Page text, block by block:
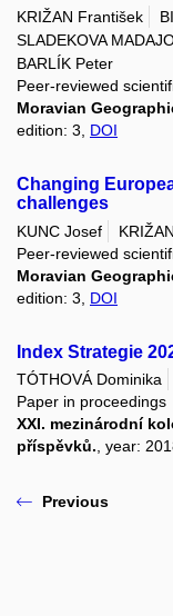
KRIŽAN František
SLADEKOVA
BARLÍK Peter
Peer-reviewed
Moravian
edition: 3, DOI
Changing
challenges
KUNC Josef
Peer-reviewed
Moravian
edition: 3, DOI
Index Strategie
TÓTHOVÁ Dominika
Paper in proceedings
XXI. mezinárodní
příspěvků. , year:
Previous